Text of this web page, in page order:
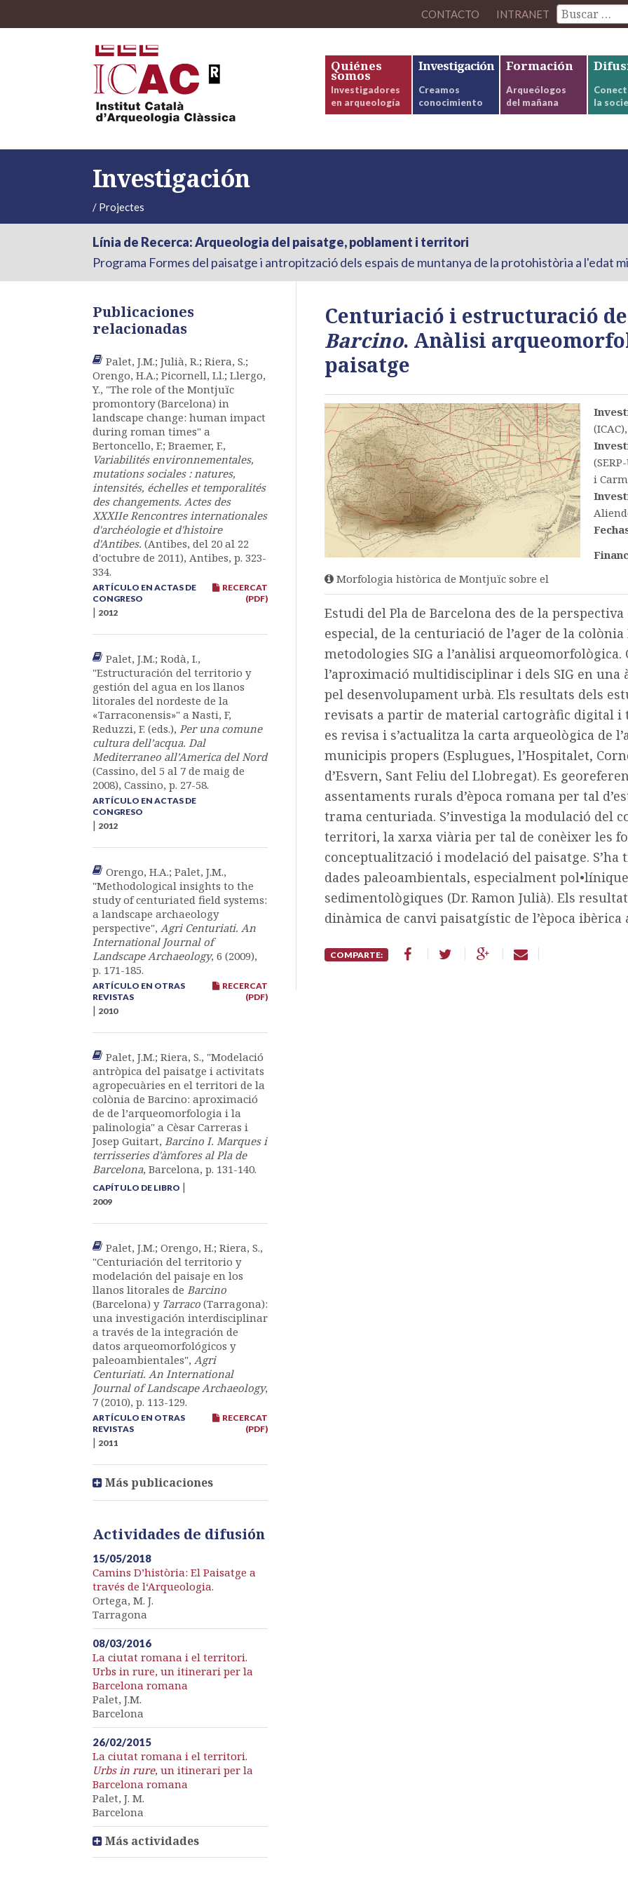
CONTACTO INTRANET
Quiénes
somos
Investigadores
en arqueología
Investigación
Creamos
conocimiento
Formación
Arqueólogos
del mañana
la
Investigación
/ Projectes
Línia de Recerca: Arqueologia del paisatge, poblament i territori
Programa Formes del paisatge i antropització dels espais de muntanya de la protohistòria a l'edat
Centuriació i estructuració de
Barcino. Anàlisi
paisatge
Morfologia històrica de Montjuïc sobre el
i
Estudi del Pla de Barcelona des de la
especial, de la centuriació de l’ager de la
metodologies SIG a l’anàlisi arqueomorfològica.
l’aproximació multidisciplinar i dels SIG en una
pel desenvolupament urbà. Els resultats dels
revisats a partir de material cartogràfic digital i
es revisa i s’actualitza la carta arqueològica de
municipis propers (Esplugues, l’Hospitalet,
d’Esvern, Sant Feliu del Llobregat). Es
assentaments rurals d’època romana per tal
trama centuriada. S’investiga la modulació del
territori, la xarxa viària per tal de conèixer les
conceptualització i modelació del paisatge.
dades paleoambientals, especialment
sedimentològiques (Dr. Ramon Julià). Els
dinàmica de canvi paisatgístic de l’època
COMPARTE:
Publicaciones
relacionadas
Palet, J.M.; Julià, R.; Riera, S.;
Orengo, H.A.; Picornell, Ll.; Llergo,
Y., "The role of the Montjuïc
promontory (Barcelona) in
landscape change: human impact
during roman times" a
Bertoncello, F.; Braemer, F.,
Variabilités environnementales,
mutations sociales : natures,
intensités, échelles et temporalités
des changements. Actes des
XXXIIe Rencontres internationales
d'archéologie et d'histoire
d'Antibes. (Antibes, del 20 al 22
d'octubre de 2011), Antibes, p. 323-
334.
RECERCAT
(PDF)
ARTÍCULO EN ACTAS DE
CONGRESO
| 2012
Palet, J.M.; Rodà, I.,
"Estructuración del territorio y
gestión del agua en los llanos
litorales del nordeste de la
«Tarraconensis»" a Nasti, F,
Reduzzi, F. (eds.), Per una comune
cultura dell’acqua. Dal
Mediterraneo all’America del Nord
(Cassino, del 5 al 7 de maig de
2008), Cassino, p. 27-58.
ARTÍCULO EN ACTAS DE
CONGRESO
| 2012
Orengo, H.A.; Palet, J.M.,
"Methodological insights to the
study of centuriated field systems:
a landscape archaeology
perspective", Agri Centuriati. An
International Journal of
Landscape Archaeology, 6 (2009),
p. 171-185.
RECERCAT
(PDF)
ARTÍCULO EN OTRAS
REVISTAS
| 2010
Palet, J.M.; Riera, S., "Modelació
antròpica del paisatge i activitats
agropecuàries en el territori de la
colònia de Barcino: aproximació
de de l’arqueomorfologia i la
palinologia" a Cèsar Carreras i
Josep Guitart, Barcino I. Marques i
terrisseries d'àmfores al Pla de
Barcelona, Barcelona, p. 131-140.
CAPÍTULO DE LIBRO |
2009
Palet, J.M.; Orengo, H.; Riera, S.,
"Centuriación del territorio y
modelación del paisaje en los
llanos litorales de Barcino
(Barcelona) y Tarraco (Tarragona):
una investigación interdisciplinar
a través de la integración de
datos arqueomorfológicos y
paleoambientales", Agri
Centuriati. An International
Journal of Landscape Archaeology,
7 (2010), p. 113-129.
RECERCAT
(PDF)
ARTÍCULO EN OTRAS
REVISTAS
| 2011
Más publicaciones
Actividades de difusión
15/05/2018
Camins D’història: El Paisatge a
través de l‘Arqueologia.
Ortega, M. J.
Tarragona
08/03/2016
La ciutat romana i el territori.
Urbs in rure, un itinerari per la
Barcelona romana
Palet, J.M.
Barcelona
26/02/2015
La ciutat romana i el territori.
Urbs in rure, un itinerari per la
Barcelona romana
Palet, J. M.
Barcelona
Más actividades